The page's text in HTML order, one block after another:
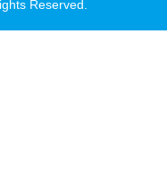
Reserved.